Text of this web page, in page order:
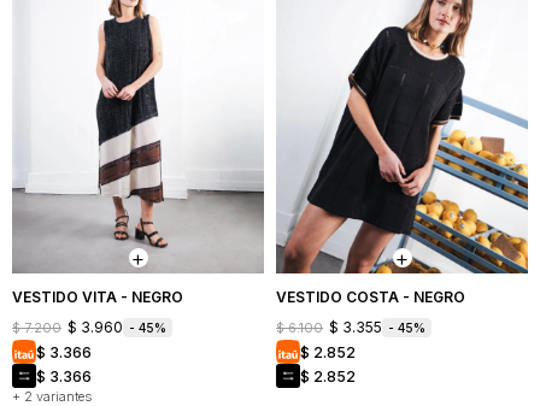
VESTIDO VITA - NEGRO
+ 2 variantes
$ 7.200 $ 3.960 45
$ 3.366
$ 3.366
VESTIDO COSTA - NEGRO
$ 6.100 $ 3.355 45
$ 2.852
$ 2.852